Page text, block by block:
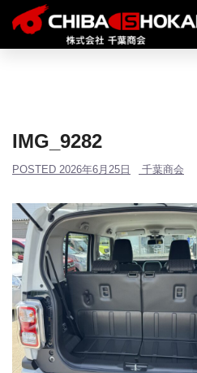
IMG_9282
POSTED 2026年6月25日 千葉商会